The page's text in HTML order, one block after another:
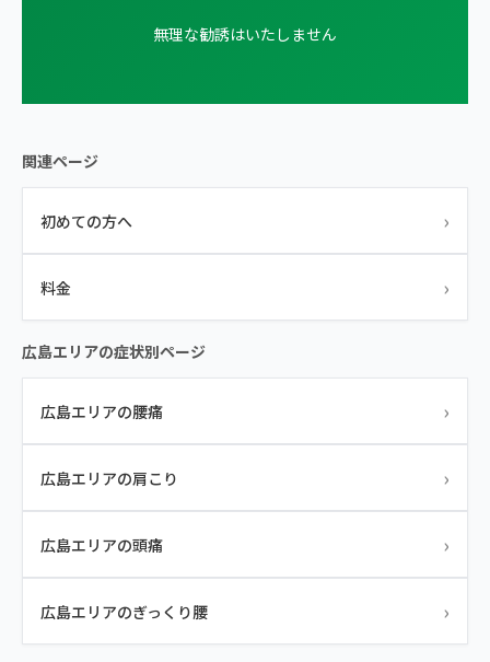
無理な勧誘はいたしません
関連ページ
初めての方へ ›
料金 ›
広島エリアの症状別ページ
広島エリアの腰痛 ›
広島エリアの肩こり ›
広島エリアの頭痛 ›
広島エリアのぎっくり腰 ›